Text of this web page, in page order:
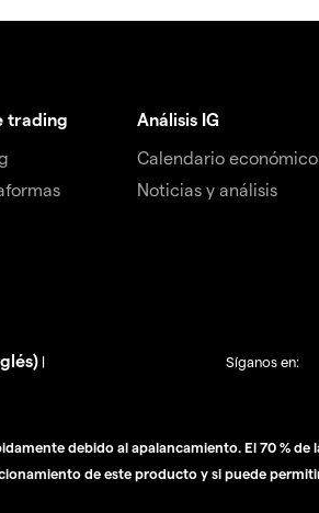
trading
Análisis IG
Calendario económico
Noticias y análisis
| Síganos en:
debido al apalancamiento. El 70 %
de este producto y si puede